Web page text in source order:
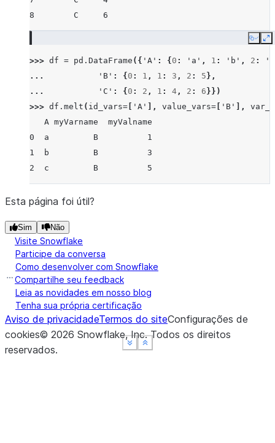
Show less
See more
8        C     6
Show less
See more
Copy
>>> df = pd . DataFrame ({ 'A' : { 0 : 'a' , 1 : 'b' , 2 :
...
'B' : { 0 : 1 , 1 : 3 , 2 : 5 },
...
'C' : { 0 : 2 , 1 : 4 , 2 : 6 }})
>>> df . melt ( id_vars= 'A' ], value_vars= 'B' ],
   A myVarname  myValname
0  a         B          1
1  b         B          3
2  c         B          5
Show less
See more
Esta página foi útil?
Sim Não
Visite Snowflake
Participe da conversa
Como desenvolver com Snowflake
Compartilhe seu feedback
Leia as novidades em nosso blog
Tenha sua própria certificação
Aviso de privacidadeTermos do siteConfigurações de
cookies© 2026 Snowflake, Inc.Todos os direitos
reservados.